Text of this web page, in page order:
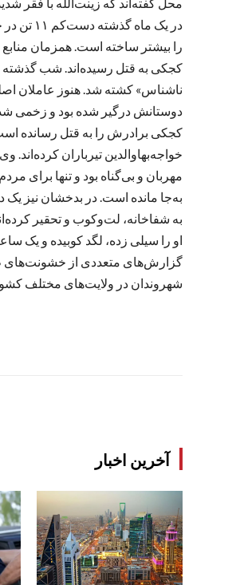
محل گفته‌اند که زینت‌الله با فقر
در یک
را بیشتر ساخته است. همزمان منابع
ناشناس» کشته شد. هنوز عاملان
دوستانش درگیر شده بود و زخمی
کجکی برادرش را به قتل رسانده
خواجه‌بهاوالدین تیرباران
مهربان و بی‌گناه بود و تنها برای
به‌جا مانده است. در بدخشان نیز یک
به شفاخانه، لت‌وکوب و تحقیر
او را سیلی زده، لگد کوبیده و یک
گزارش‌های متعددی از خشونت‌های
شهروندان در ولایت‌های مختلف
آخرین اخبار